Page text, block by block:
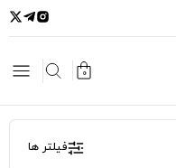
0
فیلتر ها